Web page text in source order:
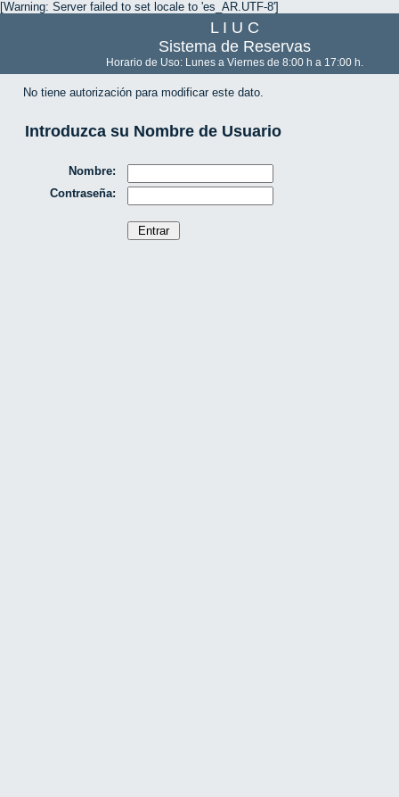
[Warning: Server failed to set locale to 'es_AR.UTF-8']
L I U C
Sistema de Reservas
Horario de Uso: Lunes a Viernes de 8:00 h a 17:00 h.
No tiene autorización para modificar este dato.
Introduzca su Nombre de Usuario
Nombre:
Contraseña: